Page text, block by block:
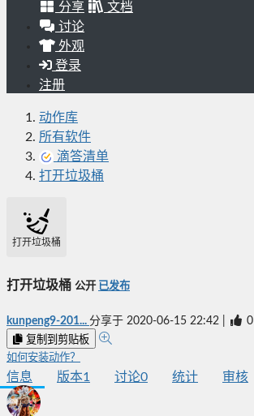
分享
文档
讨论
外观
登录
注册
动作库
所有软件
滴答清单
打开垃圾桶
打开垃圾桶
打开垃圾桶 公开 已发布
kunpeng9-201... 分享于 2020-06-15 22:42 0
复制到剪贴板
如何安装动作？
信息 版本1 讨论0 统计 审核